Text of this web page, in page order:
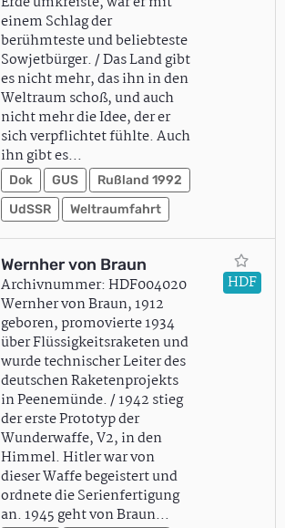
einem Schlag der
berühmteste und beliebteste
Sowjetbürger. / Das Land gibt
es nicht mehr, das ihn in den
Weltraum schoß, und auch
nicht mehr die Idee, der er
sich verpflichtet fühlte. Auch
ihn gibt es…
Dok GUS
Rußland 1992
UdSSR
Weltraumfahrt
Wernher von Braun
Archivnummer: HDF004020
Wernher von Braun, 1912
geboren, promovierte 1934
über Flüssigkeitsraketen und
wurde technischer Leiter des
deutschen Raketenprojekts
in Peenemünde. / 1942 stieg
der erste Prototyp der
Wunderwaffe, V2, in den
Himmel. Hitler war von
dieser Waffe begeistert und
ordnete die Serienfertigung
an. 1945 geht von Braun…
HDF